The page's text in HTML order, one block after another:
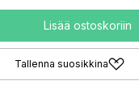
Lisää ostoskoriin
Tallenna suosikkina